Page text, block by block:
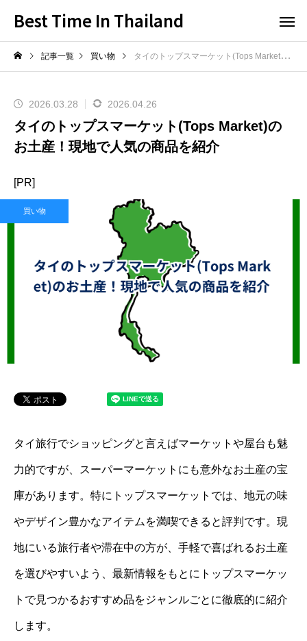
Best Time In Thailand
記事一覧 買い物 タイのトップスマーケット(Tops Market)のお土産！現地で人気の商品を紹介
2026.03.28 2026.04.26
タイのトップスマーケット(Tops Market)の
お土産！現地で人気の商品を紹介
[PR]
買い物
タイ旅行でショッピングと言えばマーケットや屋台も魅
力的ですが、スーパーマーケットにも意外なお土産の宝
庫があります。特にトップスマーケットでは、地元の味
やデザイン豊かなアイテムを満喫できると評判です。現
地にいる旅行者や滞在中の方が、手軽で喜ばれるお土産
を選びやすいよう、最新情報をもとにトップスマーケッ
トで見つかるおすすめ品をジャンルごとに徹底的に紹介
します。